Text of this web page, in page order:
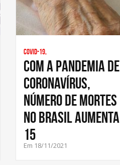
Covid-19,
Com a pandemia de
coronavírus,
número de mortes
no Brasil aumenta
15
Em 18/11/2021